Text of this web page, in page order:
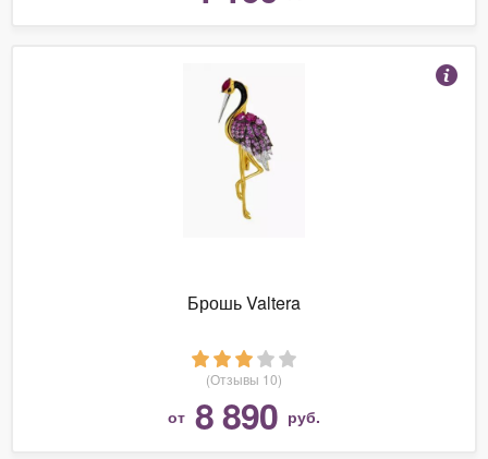
Брошь Valtera
(Отзывы 10)
от 8 890 руб.